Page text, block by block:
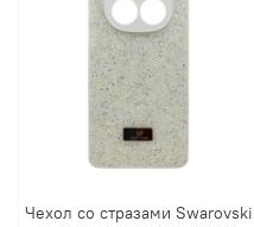
Чехол со стразами Swarovski